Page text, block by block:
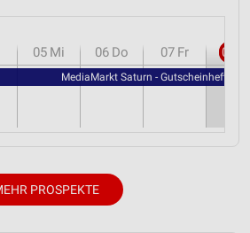
05 Mi 06 Do 07 Fr 08
MediaMarkt Saturn - Gutscheinheft
PROSPEKTE